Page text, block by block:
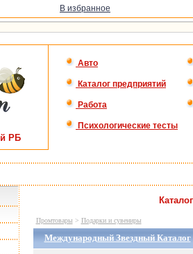
В избранное
РБ
Авто
Каталог предприятий
Работа
Психологические тесты
Промтовары > Подарки и сувениры
Международный Звездный Каталог